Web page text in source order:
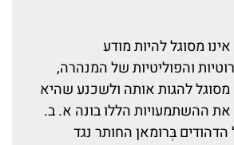
מסוגל להיות מודע
והפוליטיות של המנהרה,
מסוגל להגות אותה ולשכנע שהיא
את ההשתמעויות הללו בונה א. ב.
בְּרומאן החותר נגד